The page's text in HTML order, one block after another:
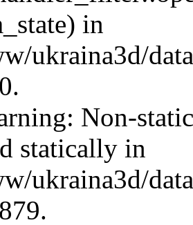
in
ukraina3d/
Non-
statically in
ukraina3d/